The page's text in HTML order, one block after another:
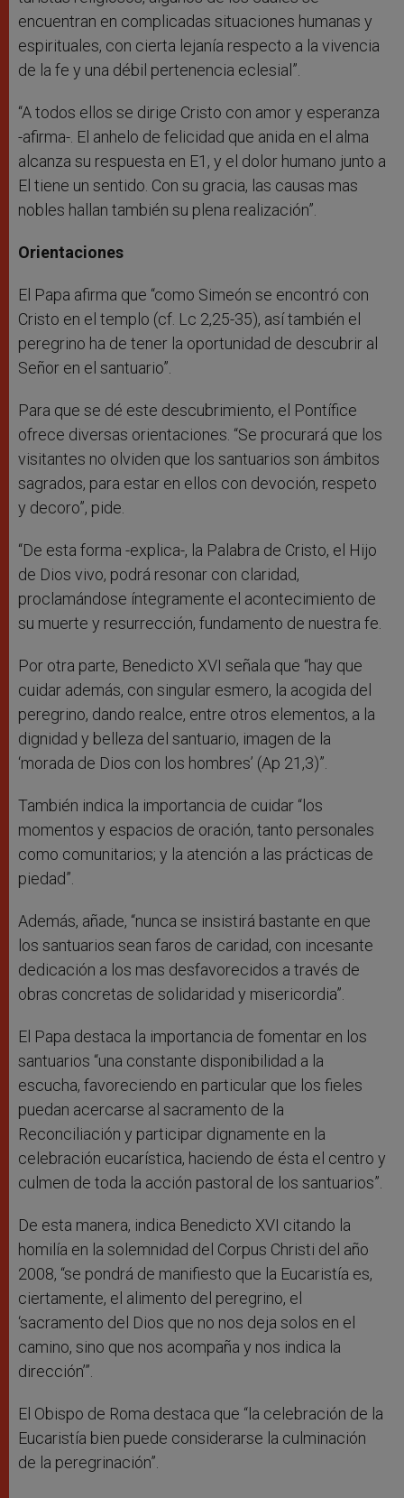
encuentran en complicadas situaciones humanas y
espirituales, con cierta lejanía respecto a la vivencia
de la fe y una débil pertenencia eclesial”.
“A todos ellos se dirige Cristo con amor y esperanza
-afirma-. El anhelo de felicidad que anida en el alma
alcanza su respuesta en E1, y el dolor humano junto a
El tiene un sentido. Con su gracia, las causas mas
nobles hallan también su plena realización”.
Orientaciones
El Papa afirma que “como Simeón se encontró con
Cristo en el templo (cf. Lc 2,25-35), así también el
peregrino ha de tener la oportunidad de descubrir al
Señor en el santuario”.
Para que se dé este descubrimiento, el Pontífice
ofrece diversas orientaciones. “Se procurará que los
visitantes no olviden que los santuarios son ámbitos
sagrados, para estar en ellos con devoción, respeto
y decoro”, pide.
“De esta forma -explica-, la Palabra de Cristo, el Hijo
de Dios vivo, podrá resonar con claridad,
proclamándose íntegramente el acontecimiento de
su muerte y resurrección, fundamento de nuestra fe.
Por otra parte, Benedicto XVI señala que “hay que
cuidar además, con singular esmero, la acogida del
peregrino, dando realce, entre otros elementos, a la
dignidad y belleza del santuario, imagen de la
‘morada de Dios con los hombres’ (Ap 21,3)”.
También indica la importancia de cuidar “los
momentos y espacios de oración, tanto personales
como comunitarios; y la atención a las prácticas de
piedad”.
Además, añade, “nunca se insistirá bastante en que
los santuarios sean faros de caridad, con incesante
dedicación a los mas desfavorecidos a través de
obras concretas de solidaridad y misericordia”.
El Papa destaca la importancia de fomentar en los
santuarios “una constante disponibilidad a la
escucha, favoreciendo en particular que los fieles
puedan acercarse al sacramento de la
Reconciliación y participar dignamente en la
celebración eucarística, haciendo de ésta el centro y
culmen de toda la acción pastoral de los santuarios”.
De esta manera, indica Benedicto XVI citando la
homilía en la solemnidad del Corpus Christi del año
2008, “se pondrá de manifiesto que la Eucaristía es,
ciertamente, el alimento del peregrino, el
‘sacramento del Dios que no nos deja solos en el
camino, sino que nos acompaña y nos indica la
dirección’”.
El Obispo de Roma destaca que “la celebración de la
Eucaristía bien puede considerarse la culminación
de la peregrinación”.